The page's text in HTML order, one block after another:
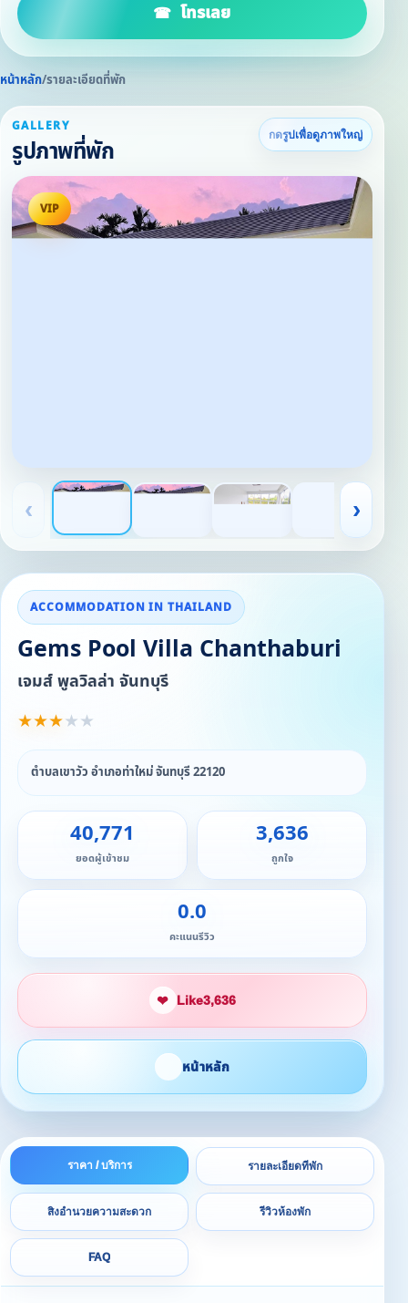
โทรเลย
หน้าหลัก/รายละเอียดที่พัก
GALLERY
รูปภาพที่พัก
กดรูปเพื่อดูภาพใหญ่
VIP
‹ ›
ACCOMMODATION IN THAILAND
Gems Pool Villa Chanthaburi
เจมส์ พูลวิลล่า จันทบุรี
★★★★★
ตำบลเขาวัว อำเภอท่าใหม่ จันทบุรี 22120
40,771
ยอดผู้เข้าชม
3,636
ถูกใจ
0.0
คะแนนรีวิว
❤ Like3,636
หน้าหลัก
ราคา / บริการ รายละเอียดที่พัก
สิ่งอำนวยความสะดวก รีวิวห้องพัก
FAQ